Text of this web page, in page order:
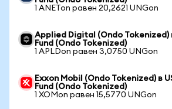
1 ANETon равен 20,2621 UNGon
Applied Digital (Ondo Tokenized)
Fund (Ondo Tokenized)
1 APLDon равен 3,0750 UNGon
Exxon Mobil (Ondo Tokenized) в
Fund (Ondo Tokenized)
1 XOMon равен 15,5770 UNGon